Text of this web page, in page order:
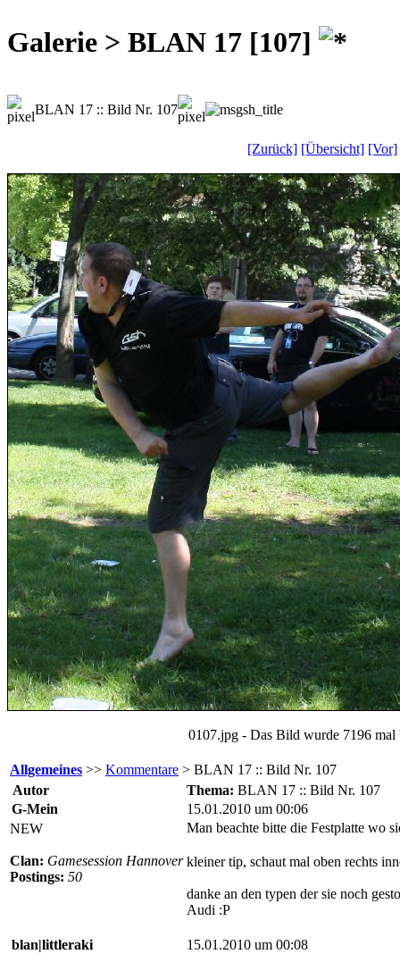
Galerie > BLAN 17 [107]
BLAN 17 :: Bild Nr. 107
[Zurück] [Übersicht] [Vor]
0107.jpg - Das Bild wurde 7196 mal
Allgemeines >> Kommentare > BLAN 17 :: Bild Nr. 107
Autor
Thema: BLAN 17 :: Bild Nr. 107
G-Mein
15.01.2010 um 00:06
NEW
Clan: Gamesession Hannover
Postings: 50
Man beachte bitte die Festplatte wo
kleiner tip, schaut mal oben rechts
danke an den typen der sie noch
Audi :P
blan|littleraki
15.01.2010 um 00:08